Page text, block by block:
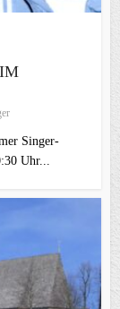
Singer-
Uhr...